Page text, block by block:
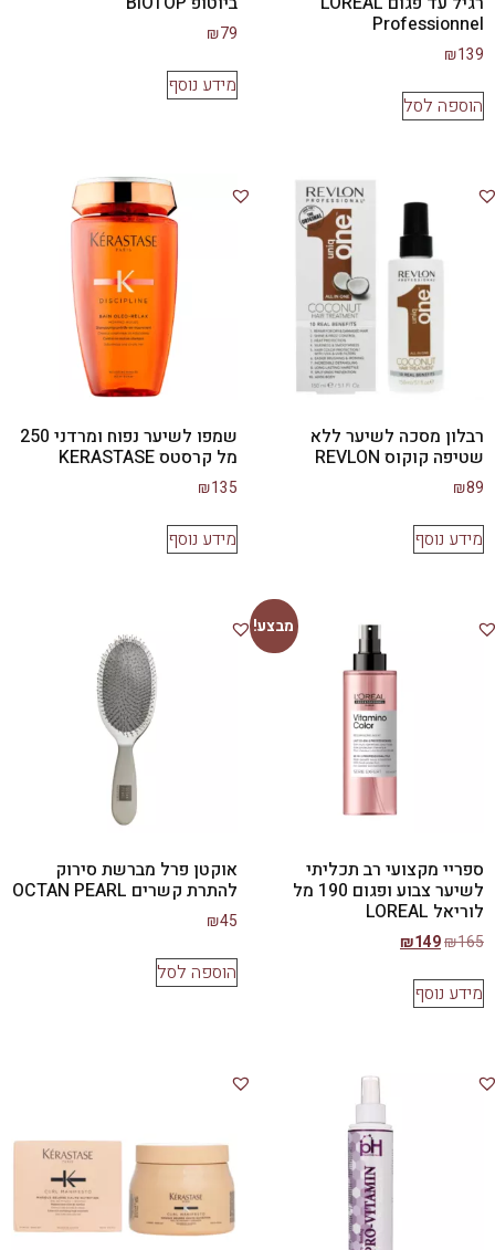
Professionnel
₪139
הוספה לסל
₪79
מידע נוסף
רבלון מסכה לשיער ללא
שטיפה קוקוס REVLON
₪89
מידע נוסף
שמפו לשיער נפוח ומרדני 250
מל קרסטס KERASTASE
₪135
מידע נוסף
מבצע!
ספריי מקצועי רב תכליתי
לשיער צבוע ופגום 190 מל
לוריאל LOREAL
₪165
₪149
מידע נוסף
אוקטן פרל מברשת סירוק
להתרת קשרים OCTAN PEARL
₪45
הוספה לסל